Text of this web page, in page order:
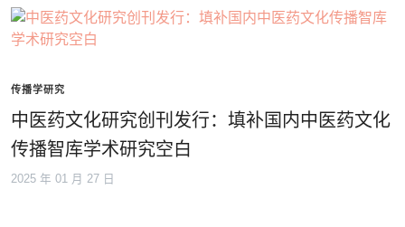
传播学研究
中医药文化研究创刊发行：填补国内中医药文化
传播智库学术研究空白
2025 年 01 月 27 日